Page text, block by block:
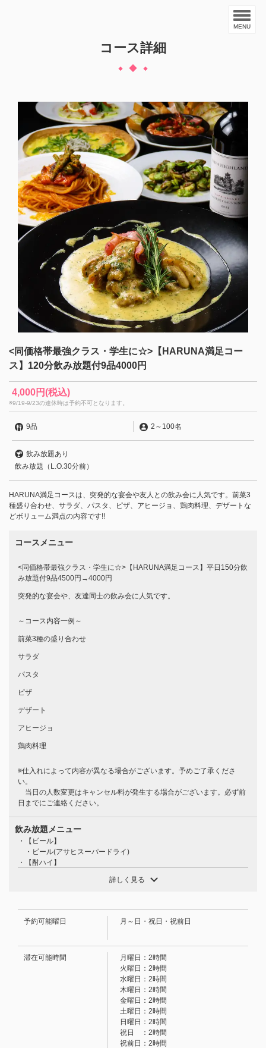
MENU
コース詳細
<同価格帯最強クラス・学生に☆>【HARUNA満足コー
ス】120分飲み放題付9品4000円
4,000円(税込)
※9/19-9/23の連休時は予約不可となります。
9品 2 ～ 100名
飲み放題あり
飲み放題（L.O.30分前）
HARUNA満足コースは、突発的な宴会や友人との飲み会に人気です。前菜3
種盛り合わせ、サラダ、パスタ、ピザ、アヒージョ、鶏肉料理、デザートな
どボリューム満点の内容です!!
コースメニュー
<同価格帯最強クラス・学生に☆>【HARUNA満足コース】平日150分飲
み放題付9品4500円→4000円
突発的な宴会や、友達同士の飲み会に人気です。
～コース内容一例～
前菜3種の盛り合わせ
サラダ
パスタ
ピザ
デザート
アヒージョ
鶏肉料理
※仕入れによって内容が異なる場合がございます。予めご了承くださ
い。
当日の人数変更はキャンセル料が発生する場合がございます。必ず前
日までにご連絡ください。
飲み放題メニュー
・【ビール】
・ビール(アサヒスーパードライ)
・【酎ハイ】
・グラス： （赤・白）
・【果実酒】
ジンジャー割り・水割り・お湯割り)
・【カクテル】
・マダムロシャス・カシスオレンジ・カシスウーロン・モスコミュー
ル・グレイハウンド・ジントニック・カンパリオレンジ・ファジーネー
・ノンアルコール梅酒・十六夜・オレンジャー・サンセットオレン
ジ・サザンブリュワーズ・パインソーダ等(ノンアルコールカクテルで
詳しく見る
予約可能曜日 月～日・祝日・祝前日
滞在可能時間
月曜日：2時間
火曜日：2時間
水曜日：2時間
木曜日：2時間
金曜日：2時間
土曜日：2時間
日曜日：2時間
祝日 ：2時間
祝前日：2時間
この店舗情報をシェアする
<同価格帯最強クラス・学生に☆>【HARUNA満足コース】
120分飲み放題付9品4000円 | HARUNA 食べ飲み放題
愛媛県松山市二番町２-3-3
https://0899138867.owst.jp/courses/93792954
お店情報をコピー
閉じる